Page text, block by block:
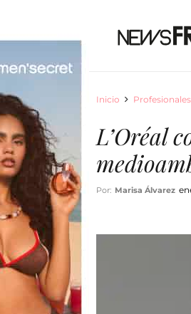
Inicio Profesionales
L’Oréal
Por: Marisa Álvarez